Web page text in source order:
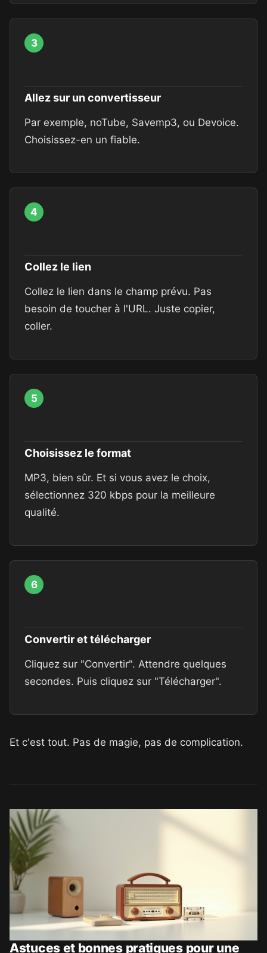
3
Allez sur un convertisseur
Par exemple, noTube, Savemp3, ou Devoice.
Choisissez-en un fiable.
4
Collez le lien
Collez le lien dans le champ prévu. Pas
besoin de toucher à l'URL. Juste copier,
coller.
5
Choisissez le format
MP3, bien sûr. Et si vous avez le choix,
sélectionnez 320 kbps pour la meilleure
qualité.
6
Convertir et télécharger
Cliquez sur "Convertir". Attendre quelques
secondes. Puis cliquez sur "Télécharger".
Et c'est tout. Pas de magie, pas de complication.
Astuces et bonnes pratiques pour une